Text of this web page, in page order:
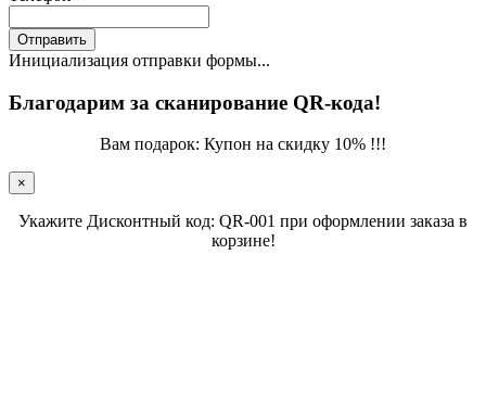
Отправить
Инициализация отправки формы...
Благодарим за сканирование QR-кода!
Вам подарок: Купон на скидку 10% !!!
×
Укажите Дисконтный код: QR-001 при оформлении заказа в
корзине!